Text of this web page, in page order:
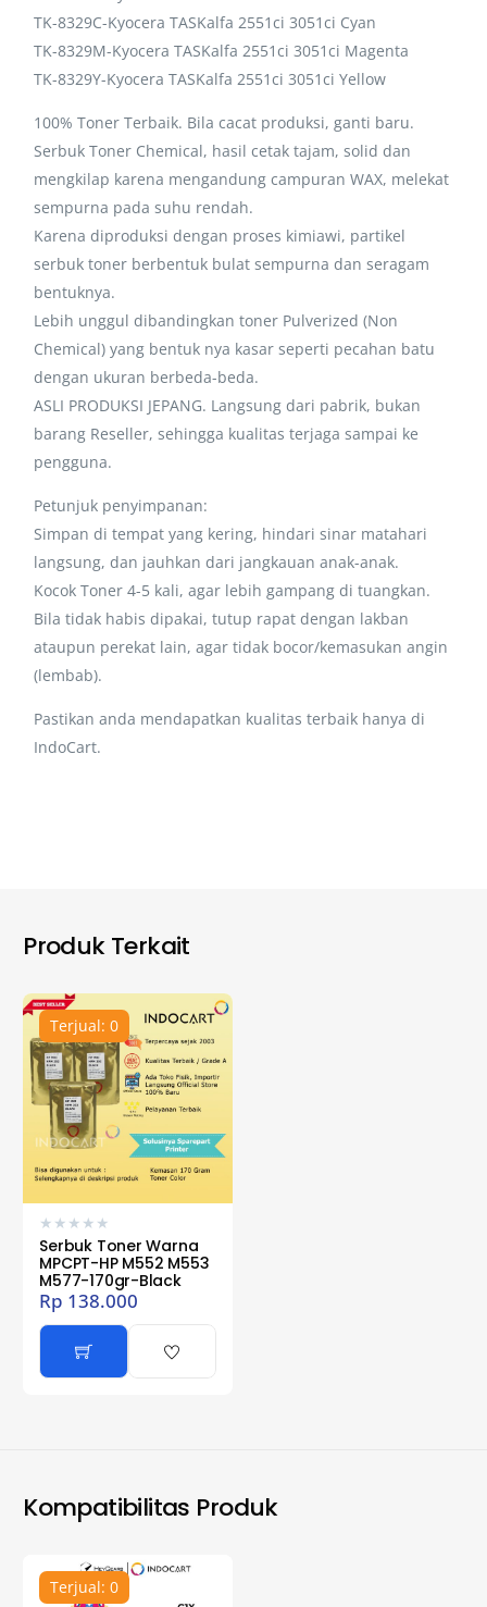
TK-8329C-Kyocera TASKalfa 2551ci 3051ci Cyan
TK-8329M-Kyocera TASKalfa 2551ci 3051ci Magenta
TK-8329Y-Kyocera TASKalfa 2551ci 3051ci Yellow
100% Toner Terbaik. Bila cacat produksi, ganti baru.
Serbuk Toner Chemical, hasil cetak tajam, solid dan
mengkilap karena mengandung campuran WAX, melekat
sempurna pada suhu rendah.
Karena diproduksi dengan proses kimiawi, partikel
serbuk toner berbentuk bulat sempurna dan seragam
bentuknya.
Lebih unggul dibandingkan toner Pulverized (Non
Chemical) yang bentuk nya kasar seperti pecahan batu
dengan ukuran berbeda-beda.
ASLI PRODUKSI JEPANG. Langsung dari pabrik, bukan
barang Reseller, sehingga kualitas terjaga sampai ke
pengguna.
Petunjuk penyimpanan:
Simpan di tempat yang kering, hindari sinar matahari
langsung, dan jauhkan dari jangkauan anak-anak.
Kocok Toner 4-5 kali, agar lebih gampang di tuangkan.
Bila tidak habis dipakai, tutup rapat dengan lakban
ataupun perekat lain, agar tidak bocor/kemasukan angin
(lembab).
Pastikan anda mendapatkan kualitas terbaik hanya di
IndoCart.
Produk Terkait
Terjual: 0
★ ★ ★ ★ ★
Serbuk Toner Warna
MPCPT-HP M552 M553
M577-170gr-Black
Rp 138.000
Kompatibilitas Produk
Terjual: 0